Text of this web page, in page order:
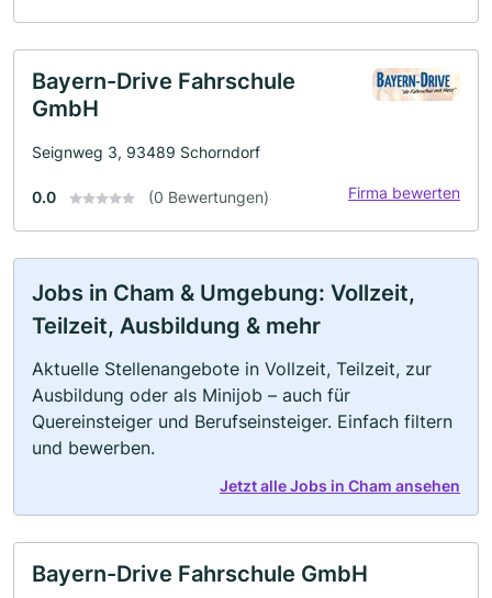
Bayern-Drive Fahrschule
GmbH
Seignweg 3, 93489 Schorndorf
0.0 (0 Bewertungen) Firma bewerten
Jobs in Cham & Umgebung: Vollzeit,
Teilzeit, Ausbildung & mehr
Aktuelle Stellenangebote in Vollzeit, Teilzeit, zur
Ausbildung oder als Minijob – auch für
Quereinsteiger und Berufseinsteiger. Einfach filtern
und bewerben.
Jetzt alle Jobs in Cham ansehen
Bayern-Drive Fahrschule GmbH